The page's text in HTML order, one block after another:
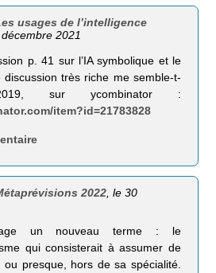
usages de l’intelligence
2021
p. 41 sur l’IA symbolique et le
très riche me semble-t-
sur ycombinator :
item?id=21783828
2022 , le 30
un nouveau terme : le
qui consisterait à assumer de
presque, hors de sa spécialité.